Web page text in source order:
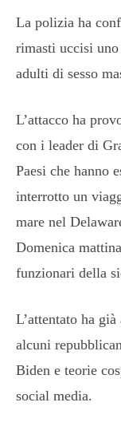
La polizia ha
rimasti uccisi
adulti di sesso
L’attacco ha
con i leader di
Paesi che hanno
interrotto un
mare nel
Domenica
funzionari della
L’attentato ha
alcuni
Biden e teorie
social media.